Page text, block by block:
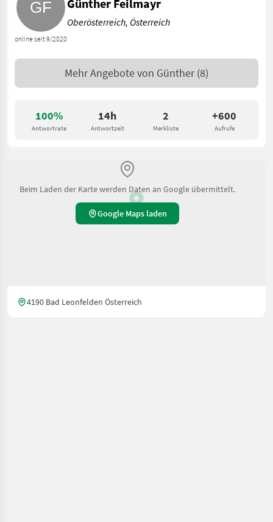
100%
Antwortrate
14h
Antwortzeit
2
Merkliste
+600
Aufrufe
online seit 9/2020
Günther Feilmayr
Oberösterreich, Österreich
Mehr Angebote von Günther (8)
Beim Laden der Karte werden Daten an Google übermittelt.
Google Maps laden
4190 Bad Leonfelden Österreich